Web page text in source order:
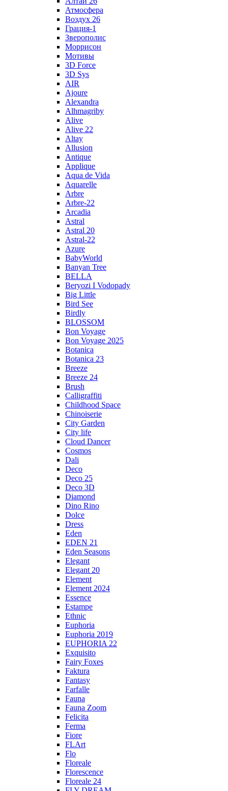
Атмосфера
Воздух 26
Грация-1
Зверополис
Моррисон
Мотивы
3D Force
3D Sys
AIR
Ajoure
Alexandra
Alhmagriby
Alive
Alive 22
Altay
Allusion
Antique
Applique
Aqua de Vida
Aquarelle
Arbre
Arbre-22
Arcadia
Astral
Astral 20
Astral-22
Azure
BabyWorld
Banyan Tree
BELLA
Beryozi I Vodopady
Big Little
Bird See
Birdly
BLOSSOM
Bon Voyage
Bon Voyage 2025
Botanica
Botanica 23
Breeze
Breeze 24
Brush
Calligraffiti
Childhood Space
Chinoiserie
City Garden
City life
Cloud Dancer
Cosmos
Dali
Deco
Deco 25
Deco 3D
Diamond
Dino Rino
Dolce
Dress
Eden
EDEN 21
Eden Seasons
Elegant
Elegant 20
Element
Element 2024
Essence
Estampe
Ethnic
Euphoria
Euphoria 2019
EUPHORIA 22
Exquisito
Fairy Foxes
Faktura
Fantasy
Farfalle
Fauna
Fauna Zoom
Felicita
Ferma
Fiore
FLArt
Flo
Floreale
Florescence
Floreale 24